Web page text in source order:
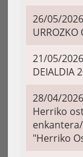
26/05/2026
URROZKO
21/05/2026
DEIALDIA
28/04/2026
Herriko
"Herriko